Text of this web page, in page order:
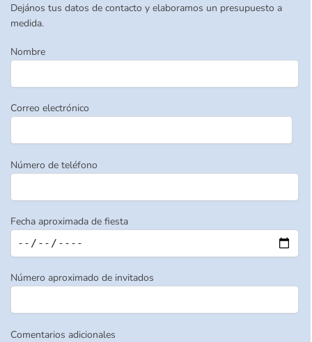
Dejános tus datos de contacto y elaboramos un presupuesto a
medida.
Nombre
Correo electrónico
Número de teléfono
Fecha aproximada de fiesta
Número aproximado de invitados
Comentarios adicionales